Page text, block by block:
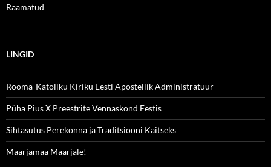
Raamatud
LINGID
Rooma-Katoliku Kiriku Eesti Apostellik Administratuur
Püha Pius X Preestrite Vennaskond Eestis
Sihtasutus Perekonna ja Traditsiooni Kaitseks
Maarjamaa Maarjale!